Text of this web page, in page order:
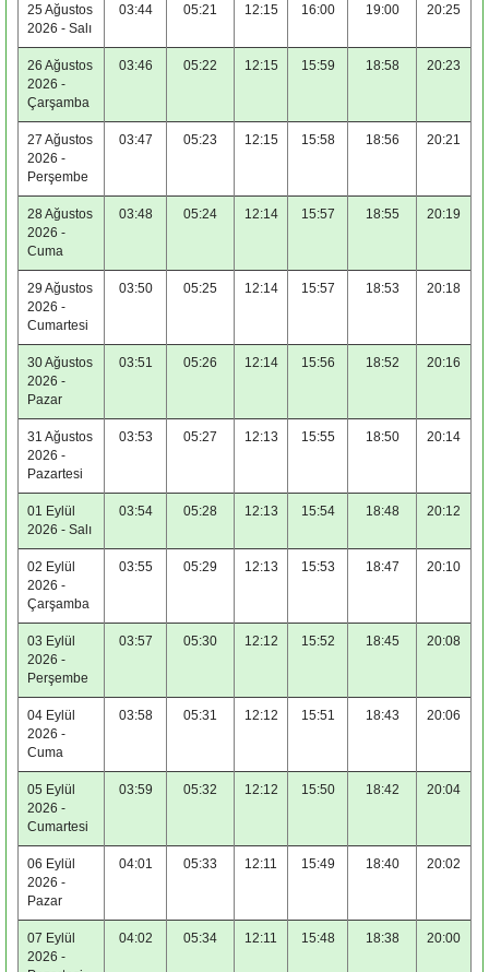
25 Ağustos
2026 - Salı
03:44 05:21 12:15 16:00 19:00 20:25
26 Ağustos
2026 -
Çarşamba
03:46 05:22 12:15 15:59 18:58 20:23
27 Ağustos
2026 -
Perşembe
03:47 05:23 12:15 15:58 18:56 20:21
28 Ağustos
2026 -
Cuma
03:48 05:24 12:14 15:57 18:55 20:19
29 Ağustos
2026 -
Cumartesi
03:50 05:25 12:14 15:57 18:53 20:18
30 Ağustos
2026 -
Pazar
03:51 05:26 12:14 15:56 18:52 20:16
31 Ağustos
2026 -
Pazartesi
03:53 05:27 12:13 15:55 18:50 20:14
01 Eylül
2026 - Salı
03:54 05:28 12:13 15:54 18:48 20:12
02 Eylül
2026 -
Çarşamba
03:55 05:29 12:13 15:53 18:47 20:10
03 Eylül
2026 -
Perşembe
03:57 05:30 12:12 15:52 18:45 20:08
04 Eylül
2026 -
Cuma
03:58 05:31 12:12 15:51 18:43 20:06
05 Eylül
2026 -
Cumartesi
03:59 05:32 12:12 15:50 18:42 20:04
06 Eylül
2026 -
Pazar
04:01 05:33 12:11 15:49 18:40 20:02
07 Eylül
2026 -
04:02 05:34 12:11 15:48 18:38 20:00